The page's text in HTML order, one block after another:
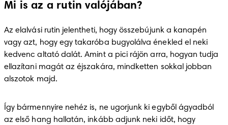
Mi is az a rutin valójában?
Az elalvási rutin jelentheti, hogy összebújunk a kanapén
vagy azt, hogy egy takaróba bugyolálva énekled el neki
kedvenc altató dalát. Amint a pici rájön arra, hogyan tudja
ellazítani magát az éjszakára, mindketten sokkal jobban
alszotok majd.
Így bármennyire nehéz is, ne ugorjunk ki egyből ágyadból
az első hang hallatán, inkább adjunk neki időt, hogy